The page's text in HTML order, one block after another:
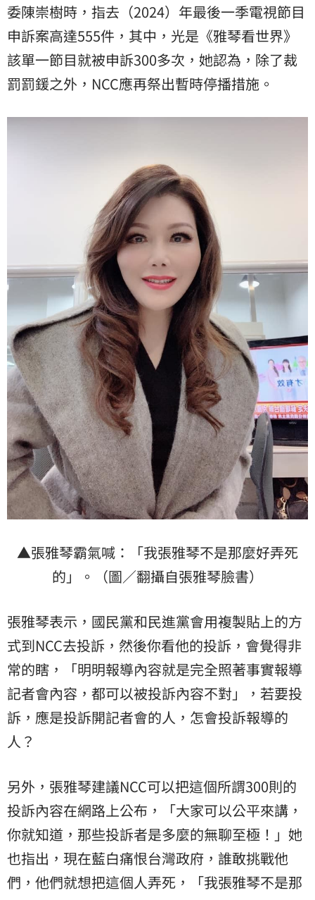
委陳崇樹時，指去（2024）年最後一季電視節目
申訴案高達555件，其中，光是《雅琴看世界》
該單一節目就被申訴300多次，她認為，除了裁
罰罰鍰之外，NCC應再祭出暫時停播措施。
▲張雅琴霸氣喊：「我張雅琴不是那麼好弄死
的」。（圖／翻攝自張雅琴臉書）
張雅琴表示，國民黨和民進黨會用複製貼上的方
式到NCC去投訴，然後你看他的投訴，會覺得非
常的瞎，「明明報導內容就是完全照著事實報導
記者會內容，都可以被投訴內容不對」，若要投
訴，應是投訴開記者會的人，怎會投訴報導的
人？
另外，張雅琴建議NCC可以把這個所謂300則的
投訴內容在網路上公布，「大家可以公平來講，
你就知道，那些投訴者是多麼的無聊至極！」她
也指出，現在藍白痛恨台灣政府，誰敢挑戰他
們，他們就想把這個人弄死，「我張雅琴不是那